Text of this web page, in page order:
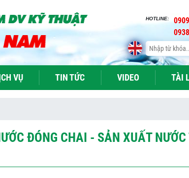
HOTLINE:
VỤ TIN TỨC VIDEO TÀI
ĐÓNG CHAI - SẢN XUẤT